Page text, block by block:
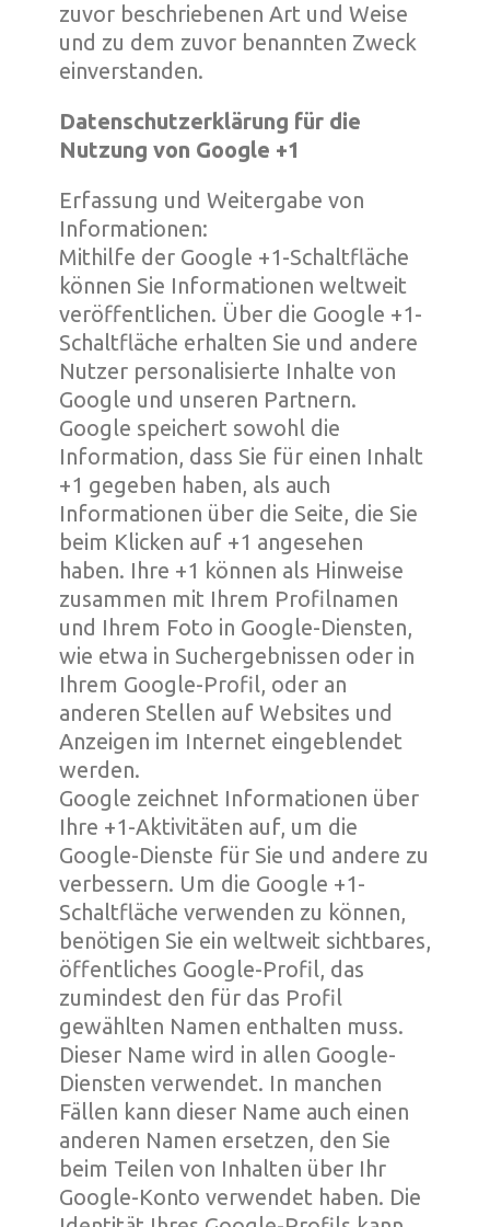
zuvor beschriebenen Art und Weise
und zu dem zuvor benannten Zweck
einverstanden.
Datenschutzerklärung für die
Nutzung von Google +1
Erfassung und Weitergabe von
Informationen:
Mithilfe der Google +1-Schaltfläche
können Sie Informationen weltweit
veröffentlichen. Über die Google +1-
Schaltfläche erhalten Sie und andere
Nutzer personalisierte Inhalte von
Google und unseren Partnern.
Google speichert sowohl die
Information, dass Sie für einen Inhalt
+1 gegeben haben, als auch
Informationen über die Seite, die Sie
beim Klicken auf +1 angesehen
haben. Ihre +1 können als Hinweise
zusammen mit Ihrem Profilnamen
und Ihrem Foto in Google-Diensten,
wie etwa in Suchergebnissen oder in
Ihrem Google-Profil, oder an
anderen Stellen auf Websites und
Anzeigen im Internet eingeblendet
werden.
Google zeichnet Informationen über
Ihre +1-Aktivitäten auf, um die
Google-Dienste für Sie und andere zu
verbessern. Um die Google +1-
Schaltfläche verwenden zu können,
benötigen Sie ein weltweit sichtbares,
öffentliches Google-Profil, das
zumindest den für das Profil
gewählten Namen enthalten muss.
Dieser Name wird in allen Google-
Diensten verwendet. In manchen
Fällen kann dieser Name auch einen
anderen Namen ersetzen, den Sie
beim Teilen von Inhalten über Ihr
Google-Konto verwendet haben. Die